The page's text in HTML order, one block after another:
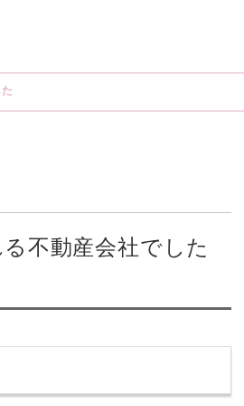
不動産会社でした